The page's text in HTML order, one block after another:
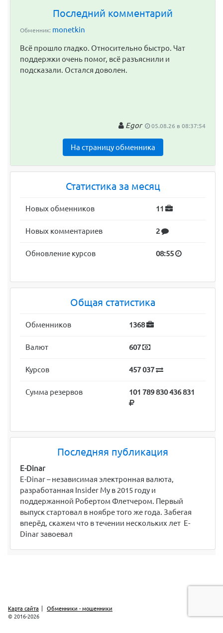
Последний комментарий
Обменник: monetkin
Всё прошло гладко. Относительно быстро. Чат
поддержки очень помог, всё разъяснили и
подсказали. Остался доволен.
Egor 05.08.26 в 08:37:54
На страницу обменника
Статистика за месяц
Новых обменников 11
Новых комментариев 2
Обновление курсов 08:55
Общая статистика
Обменников 1368
Валют 607
Курсов 457 037
Сумма резервов 101 789 830 436 831
Последняя публикация
E-Dinar
E-Dinar – независимая электронная валюта,
разработанная Insider My в 2015 году и
поддержанной Робертом Флетчером. Первый
выпуск стартовал в ноябре того же года. Забегая
вперёд, скажем что в течении нескольких лет E-
Dinar завоевал
Карта сайта
Обменники - мошенники
© 2016-2026